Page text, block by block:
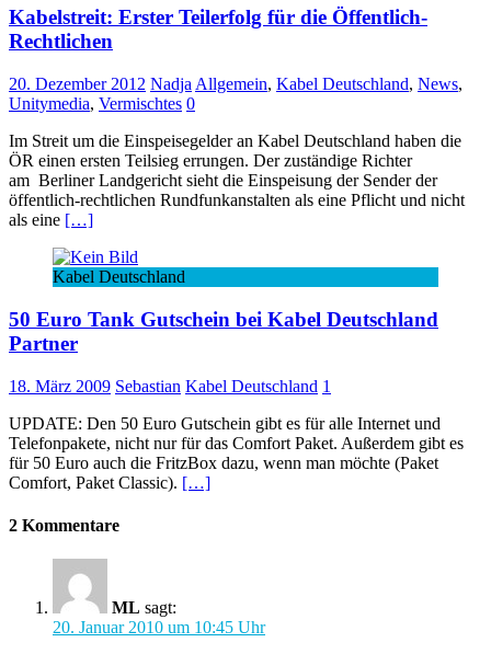
Kabelstreit: Erster Teilerfolg für die Öffentlich-
Rechtlichen
20. Dezember 2012 Nadja Allgemein, Kabel Deutschland, News,
Unitymedia, Vermischtes 0
Im Streit um die Einspeisegelder an Kabel Deutschland haben die
ÖR einen ersten Teilsieg errungen. Der zuständige Richter
am Berliner Landgericht sieht die Einspeisung der Sender der
öffentlich-rechtlichen Rundfunkanstalten als eine Pflicht und nicht
als eine […]
Kabel Deutschland
50 Euro Tank Gutschein bei Kabel Deutschland
Partner
18. März 2009 Sebastian Kabel Deutschland 1
UPDATE: Den 50 Euro Gutschein gibt es für alle Internet und
Telefonpakete, nicht nur für das Comfort Paket. Außerdem gibt es
für 50 Euro auch die FritzBox dazu, wenn man möchte (Paket
Comfort, Paket Classic). […]
2 Kommentare
ML sagt:
20. Januar 2010 um 10:45 Uhr